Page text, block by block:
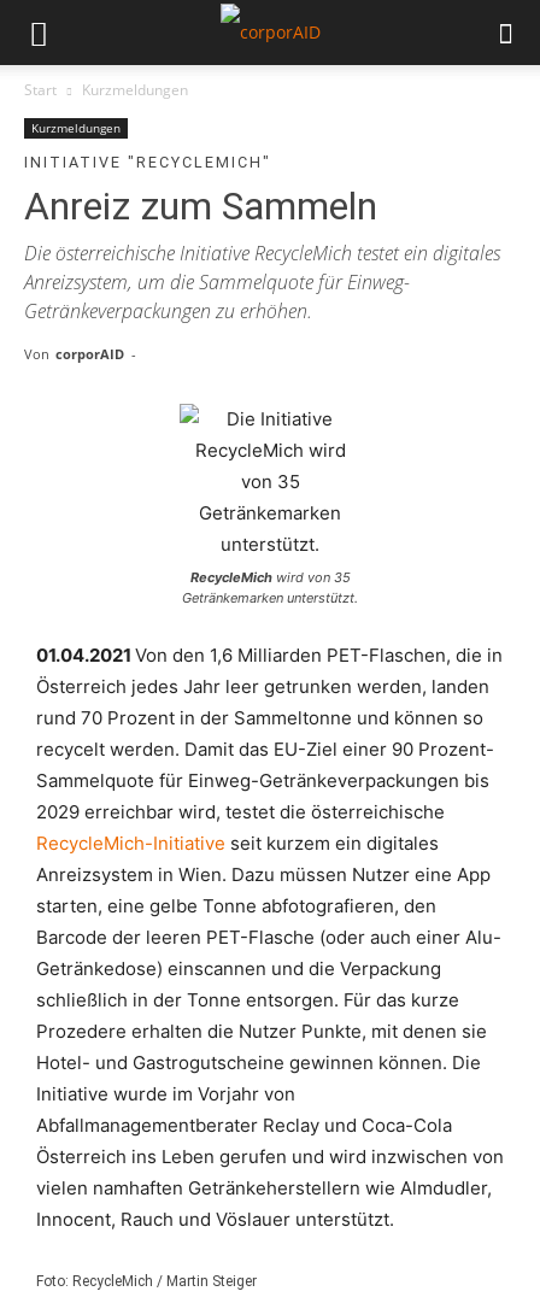
Start Kurzmeldungen
Kurzmeldungen
INITIATIVE "RECYCLEMICH"
Anreiz zum Sammeln
Die österreichische Initiative RecycleMich testet ein digitales
Anreizsystem, um die Sammelquote für Einweg-
Getränkeverpackungen zu erhöhen.
Von corporAID -
RecycleMichwird von 35
Getränkemarken unterstützt.
01.04.2021 Von den 1,6 Milliarden PET-Flaschen, die in
Österreich jedes Jahr leer getrunken werden, landen
rund 70 Prozent in der Sammeltonne und können so
recycelt werden. Damit das EU-Ziel einer 90 Prozent-
Sammelquote für Einweg-Getränkeverpackungen bis
2029 erreichbar wird, testet die österreichische
RecycleMich-Initiative seit kurzem ein digitales
Anreizsystem in Wien. Dazu müssen Nutzer eine App
starten, eine gelbe Tonne abfotografieren, den
Barcode der leeren PET-Flasche (oder auch einer Alu-
Getränkedose) einscannen und die Verpackung
schließlich in der Tonne entsorgen. Für das kurze
Prozedere erhalten die Nutzer Punkte, mit denen sie
Hotel- und Gastrogutscheine gewinnen können. Die
Initiative wurde im Vorjahr von
Abfallmanagementberater Reclay und Coca-Cola
Österreich ins Leben gerufen und wird inzwischen von
vielen namhaften Getränkeherstellern wie Almdudler,
Innocent, Rauch und Vöslauer unterstützt.
Foto: RecycleMich / Martin Steiger